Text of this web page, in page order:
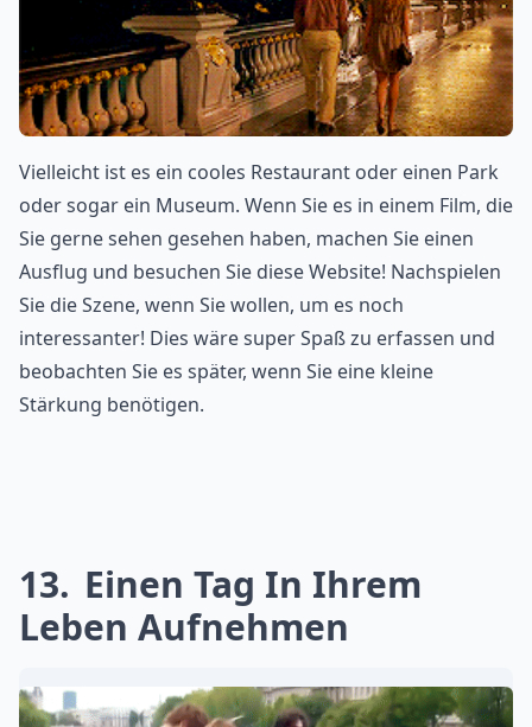
Vielleicht ist es ein cooles Restaurant oder einen Park
oder sogar ein Museum. Wenn Sie es in einem Film, die
Sie gerne sehen gesehen haben, machen Sie einen
Ausflug und besuchen Sie diese Website! Nachspielen
Sie die Szene, wenn Sie wollen, um es noch
interessanter! Dies wäre super Spaß zu erfassen und
beobachten Sie es später, wenn Sie eine kleine
Stärkung benötigen.
13 Einen Tag In Ihrem
Leben Aufnehmen